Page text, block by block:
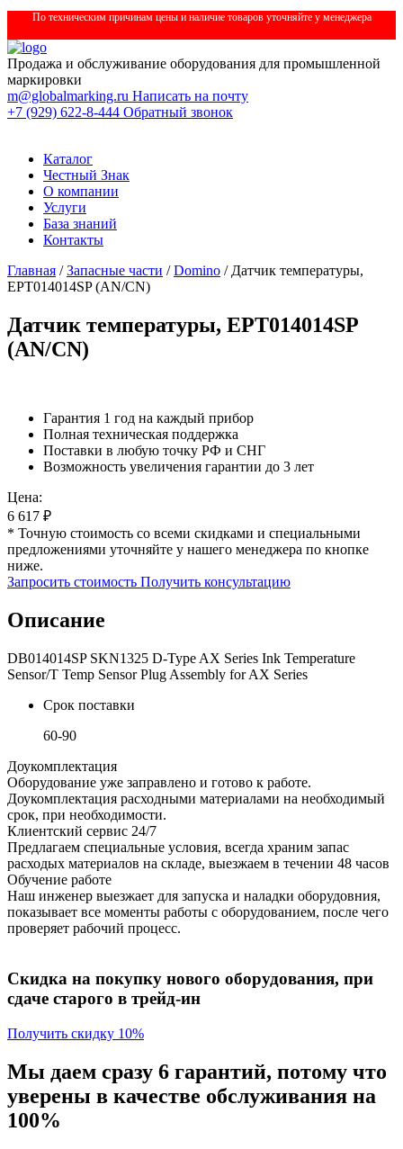
По техническим причинам цены и наличие товаров уточняйте у менеджера
Продажа и обслуживание оборудования для промышленной
маркировки
m@globalmarking.ru Написать на почту
+7 (929) 622-8-444 Обратный звонок
Каталог
Честный Знак
О компании
Услуги
База знаний
Контакты
Главная /Запасные части /Domino / Датчик температуры,
EPT014014SP (AN/CN)
Датчик температуры, EPT014014SP
(AN/CN)
Гарантия 1 год на каждый прибор
Полная техническая поддержка
Поставки в любую точку РФ и СНГ
Возможность увеличения гарантии до 3 лет
Цена:
6 617 ₽
* Точную стоимость со всеми скидками и специальными
предложениями уточняйте у нашего менеджера по кнопке
ниже.
Запросить стоимость Получить консультацию
Описание
DB014014SP SKN1325 D-Type AX Series Ink Temperature
Sensor/T Temp Sensor Plug Assembly for AX Series
Срок поставки
60-90
Доукомплектация
Оборудование уже заправлено и готово к работе.
Доукомплектация расходными материалами на необходимый
срок, при необходимости.
Клиентский сервис 24/7
Предлагаем специальные условия, всегда храним запас
расходых материалов на складе, выезжаем в течении 48 часов
Обучение работе
Наш инженер выезжает для запуска и наладки оборудовния,
показывает все моменты работы с оборудованием, после чего
проверяет рабочий процесс.
Скидка на покупку нового оборудования, при
сдаче старого в трейд-ин
Получить скидку 10%
Мы даем сразу 6 гарантий, потому что
уверены в качестве обслуживания на
100%